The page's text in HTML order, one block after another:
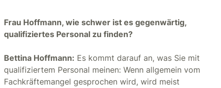
Frau Hoffmann, wie schwer ist es gegenwärtig,
qualifiziertes Personal zu finden?
Bettina Hoffmann: Es kommt darauf an, was Sie mit
qualifiziertem Personal meinen: Wenn allgemein vom
Fachkräftemangel gesprochen wird, wird meist